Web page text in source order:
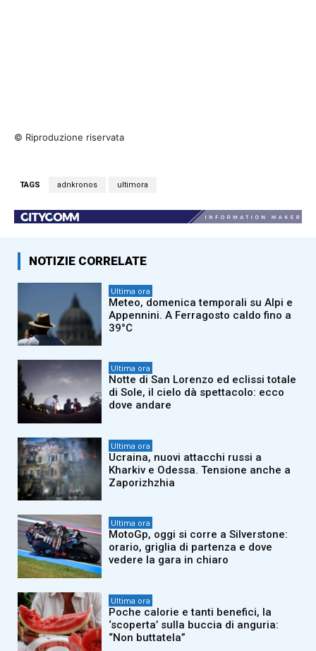
© Riproduzione riservata
TAGS adnkronos ultimora
NOTIZIE CORRELATE
Ultima ora
Meteo, domenica temporali su Alpi e
Appennini. A Ferragosto caldo fino a
39°C
Ultima ora
Notte di San Lorenzo ed eclissi totale
di Sole, il cielo dà spettacolo: ecco
dove andare
Ultima ora
Ucraina, nuovi attacchi russi a
Kharkiv e Odessa. Tensione anche a
Zaporizhzhia
Ultima ora
MotoGp, oggi si corre a Silverstone:
orario, griglia di partenza e dove
vedere la gara in chiaro
Ultima ora
Poche calorie e tanti benefici, la
‘scoperta’ sulla buccia di anguria:
“Non buttatela”